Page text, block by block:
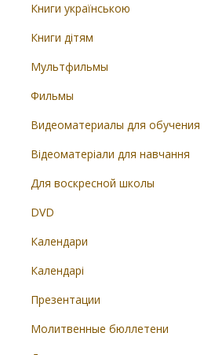
Книги українською
Книги дітям
Мультфильмы
Фильмы
Видеоматериалы для обучения
Відеоматеріали для навчання
Для воскресной школы
DVD
Календари
Календарі
Презентации
Молитвенные бюллетени